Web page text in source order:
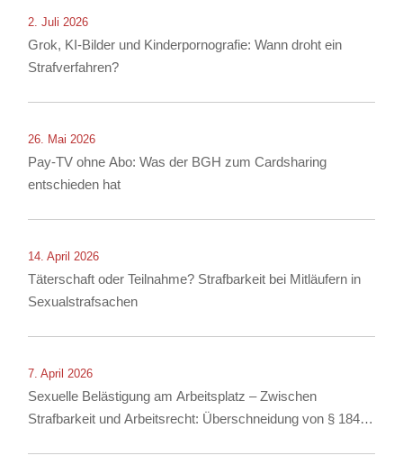
2. Juli 2026
Grok, KI-Bilder und Kinderpornografie: Wann droht ein
Strafverfahren?
26. Mai 2026
Pay-TV ohne Abo: Was der BGH zum Cardsharing
entschieden hat
14. April 2026
Täterschaft oder Teilnahme? Strafbarkeit bei Mitläufern in
Sexualstrafsachen
7. April 2026
Sexuelle Belästigung am Arbeitsplatz – Zwischen
Strafbarkeit und Arbeitsrecht: Überschneidung von § 184i